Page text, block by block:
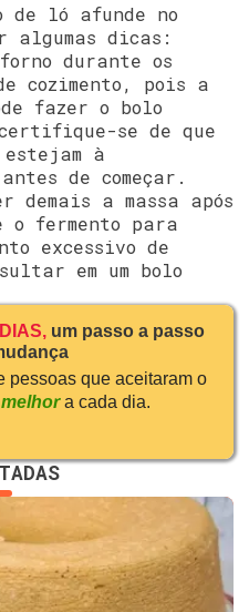
de ló afunde no
dicas:
durante os
cozimento, pois a
fazer o bolo
se de que
à
de começar.
a massa após
fermento para
excessivo de
em um bolo
um passo a passo
pessoas que aceitaram o
a cada dia.